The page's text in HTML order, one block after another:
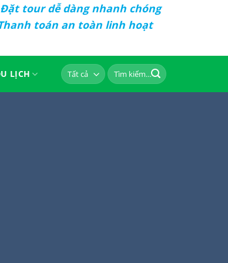
Đặt tour dễ dàng nhanh chóng
toán an toàn linh hoạt
LỊCH
Tìm
kiếm: